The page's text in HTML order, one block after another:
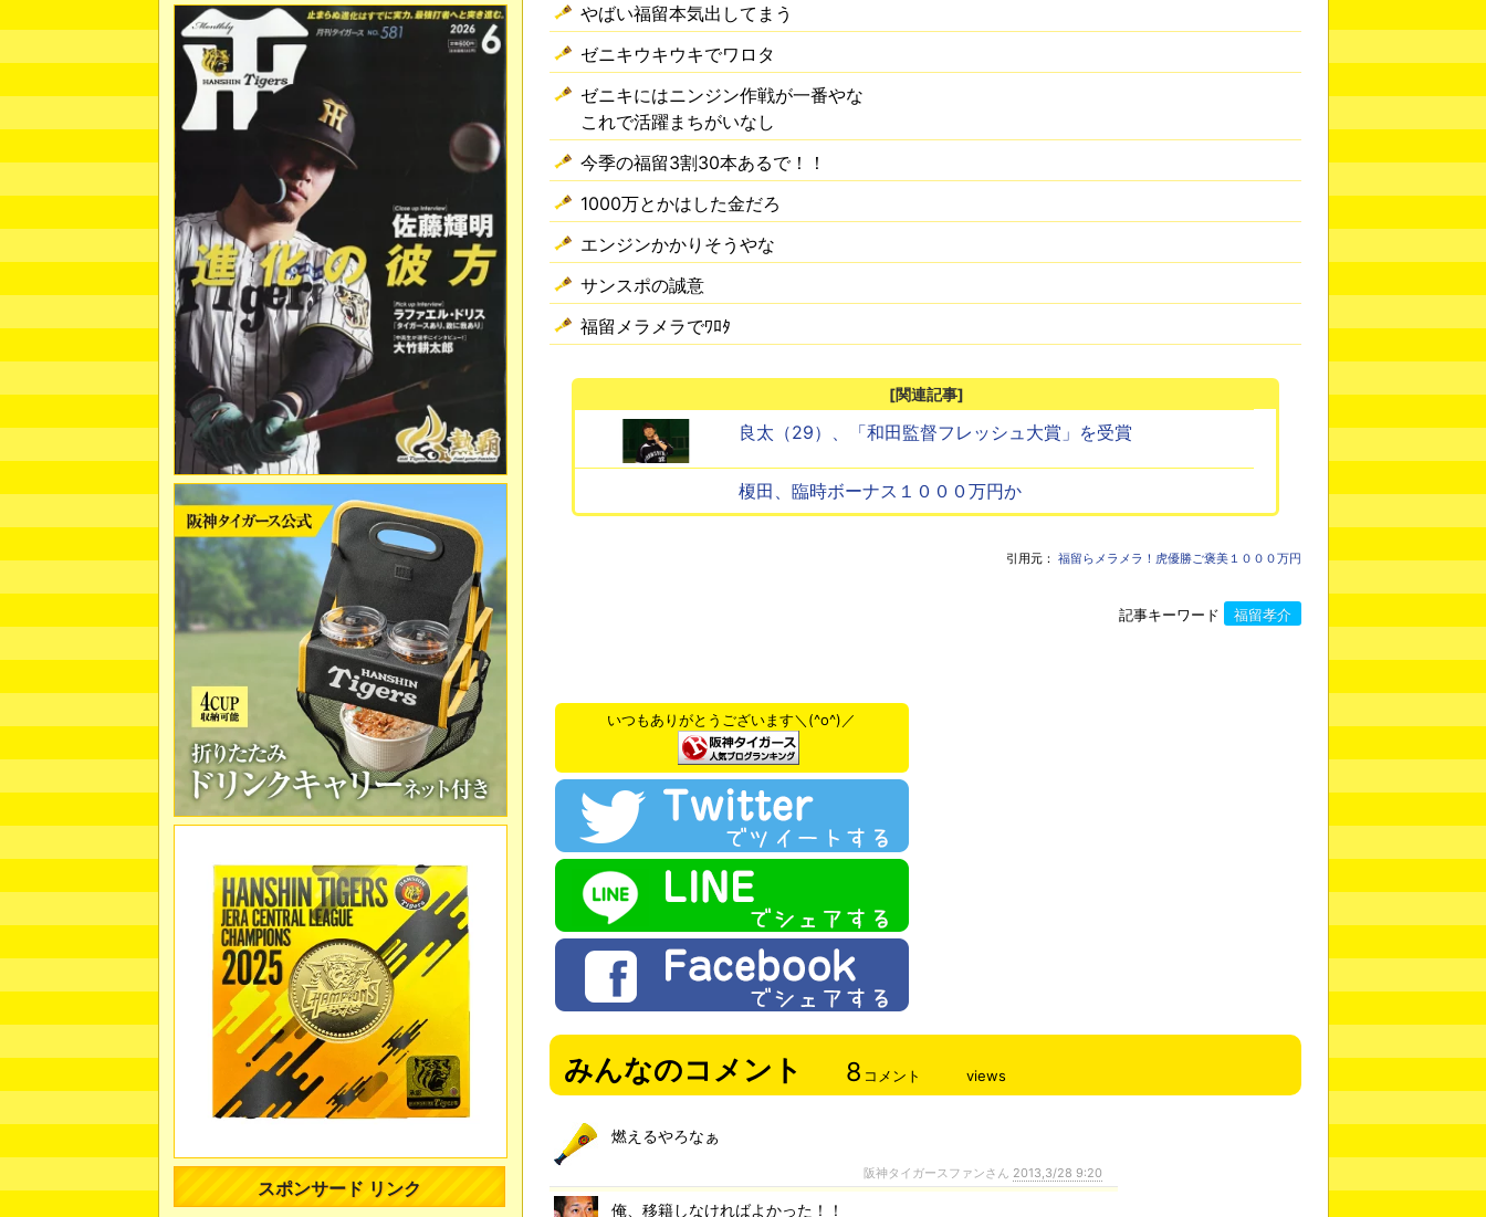
やばい福留本気出してまう
ゼニキウキウキでワロタ
ゼニキにはニンジン作戦が一番やな
これで活躍まちがいなし
今季の福留3割30本あるで！！
1000万とかはした金だろ
エンジンかかりそうやな
サンスポの誠意
福留メラメラでﾜﾛﾀ
[関連記事]
良太（29）、「和田監督フレッシュ大賞」を受賞
榎田、臨時ボーナス１０００万円か
引用元： 福留らメラメラ！虎優勝ご褒美１０００万円
記事キーワード 福留孝介
いつもありがとうございます＼(^o^)／
みんなのコメント 8 コメント views
燃えるやろなぁ
阪神タイガースファンさん 2013,3/28 9:20
俺、移籍しなければよかった！！
スポンサード リンク